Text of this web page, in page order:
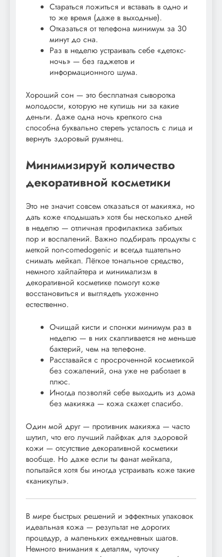
Стараться ложиться и вставать в одно и
то же время (даже в выходные).
Отказаться от телефона минимум за 30
минут до сна.
Раз в неделю устраивать себе «детокс-
ночь» — без гаджетов и
информационного шума.
Хороший сон — это бесплатная сыворотка
молодости, которую не купишь ни за какие
деньги. Даже одна ночь крепкого сна
способна буквально стереть усталость с лица и
вернуть здоровый румянец.
Минимизируй количество
декоративной косметики
Это не значит совсем отказаться от макияжа, но
дать коже «подышать» хотя бы несколько дней
в неделю — отличная профилактика забитых
пор и воспалений. Важно подбирать продукты с
меткой non-comedogenic и всегда тщательно
снимать мейкап. Лёгкое тональное средство,
немного хайлайтера и минимализм в
декоративной косметике помогут коже
восстановиться и выглядеть ухоженно
естественно.
Очищай кисти и спонжи минимум раз в
неделю — в них скапливается не меньше
бактерий, чем на телефоне.
Расставайся с просроченной косметикой
без сожалений, она уже не работает в
плюс.
Иногда позволяй себе выходить из дома
без макияжа — кожа скажет спасибо.
Один мой друг — противник макияжа — часто
шутил, что его лучший лайфхак для здоровой
кожи — отсутствие декоративной косметики
вообще. Но даже если ты фанат мейкапа,
попытайся хотя бы иногда устраивать коже такие
«каникулы».
В мире быстрых решений и эффектных упаковок
идеальная кожа — результат не дорогих
процедур, а маленьких ежедневных шагов.
Немного внимания к деталям, чуточку